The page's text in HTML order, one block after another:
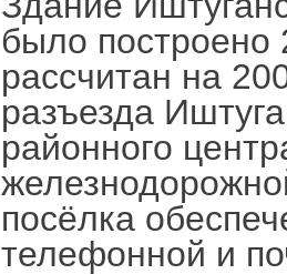
было построено
рассчитан на
разъезда
районного
посёлка
телефонной и